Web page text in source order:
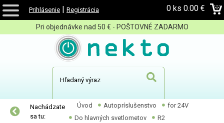
Prihlásenie | Registrácia 0 ks 0.00 €
Pri objednávke nad 50 € - POŠTOVNÉ ZADARMO
Nachádzate
sa tu:
Úvod Autopríslušenstvo
for 24V
Do hlavných svetlometov
R2